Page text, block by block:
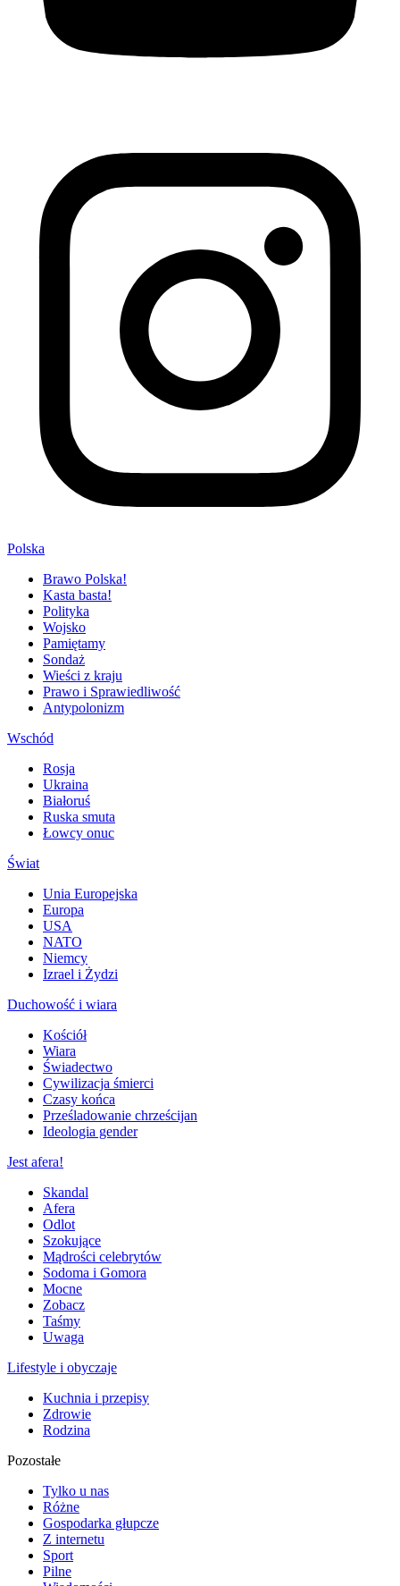
Polska
Brawo Polska!
Kasta basta!
Polityka
Wojsko
Pamiętamy
Sondaż
Wieści z kraju
Prawo i Sprawiedliwość
Antypolonizm
Wschód
Rosja
Ukraina
Białoruś
Ruska smuta
Łowcy onuc
Świat
Unia Europejska
Europa
USA
NATO
Niemcy
Izrael i Żydzi
Duchowość i wiara
Kościół
Wiara
Świadectwo
Cywilizacja śmierci
Czasy końca
Prześladowanie chrześcijan
Ideologia gender
Jest afera!
Skandal
Afera
Odlot
Szokujące
Mądrości celebrytów
Sodoma i Gomora
Mocne
Zobacz
Taśmy
Uwaga
Lifestyle i obyczaje
Kuchnia i przepisy
Zdrowie
Rodzina
Pozostałe
Tylko u nas
Różne
Gospodarka głupcze
Z internetu
Sport
Pilne